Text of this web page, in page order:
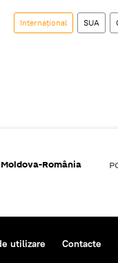
Internaţional SUA
Moldova-România
utilizare Contacte